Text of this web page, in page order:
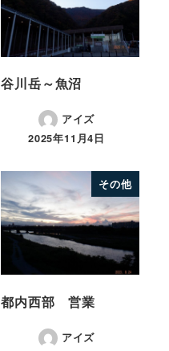
谷川岳～魚沼
アイズ
2025年11月4日
その他
都内西部 営業
アイズ